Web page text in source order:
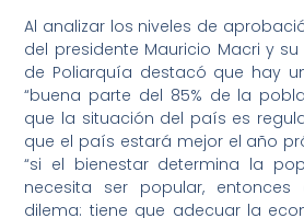
Al analizar los niveles de
del presidente Mauricio Macri y
de Poliarquía destacó que hay
“buena parte del 85% de la
que la situación del país es
que el país estará mejor el año
“si el bienestar determina la
necesita ser popular, entonces
dilema: tiene que adecuar la